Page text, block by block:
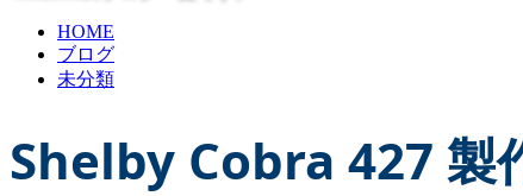
HOME
ブログ
未分類
Shelby Cobra 427 製